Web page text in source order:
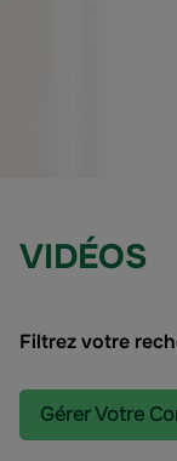
VIDÉOS
Filtrez votre
Gérer Votre